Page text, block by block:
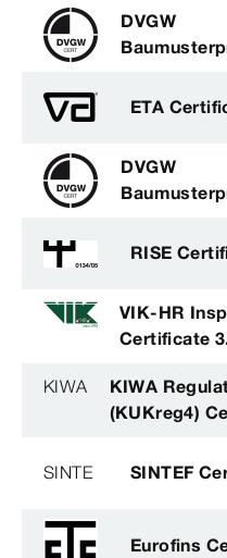
DVGW
ETA
DVGW
RISE
VIK-HR
Certificate
KIWA
KIWA
(KUKreg4)
SINTE SINTEF
Eurofins